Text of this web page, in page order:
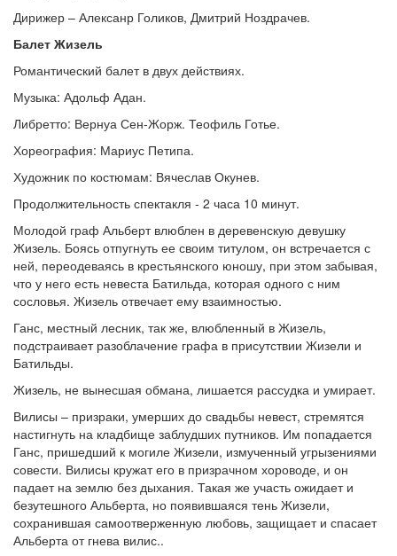
Дирижер – Алексанр Голиков, Дмитрий Ноздрачев.
Балет Жизель
Романтический балет в двух действиях.
Музыка: Адольф Адан.
Либретто: Вернуа Сен-Жорж. Теофиль Готье.
Хореография: Мариус Петипа.
Художник по костюмам: Вячеслав Окунев.
Продолжительность спектакля - 2 часа 10 минут.
Молодой граф Альберт влюблен в деревенскую девушку
Жизель. Боясь отпугнуть ее своим титулом, он встречается с
ней, переодеваясь в крестьянского юношу, при этом забывая,
что у него есть невеста Батильда, которая одного с ним
сословья. Жизель отвечает ему взаимностью.
Ганс, местный лесник, так же, влюбленный в Жизель,
подстраивает разоблачение графа в присутствии Жизели и
Батильды.
Жизель, не вынесшая обмана, лишается рассудка и умирает.
Вилисы – призраки, умерших до свадьбы невест, стремятся
настигнуть на кладбище заблудших путников. Им попадается
Ганс, пришедший к могиле Жизели, измученный угрызениями
совести. Вилисы кружат его в призрачном хороводе, и он
падает на землю без дыхания. Такая же участь ожидает и
безутешного Альберта, но появившаяся тень Жизели,
сохранившая самоотверженную любовь, защищает и спасает
Альберта от гнева вилис..